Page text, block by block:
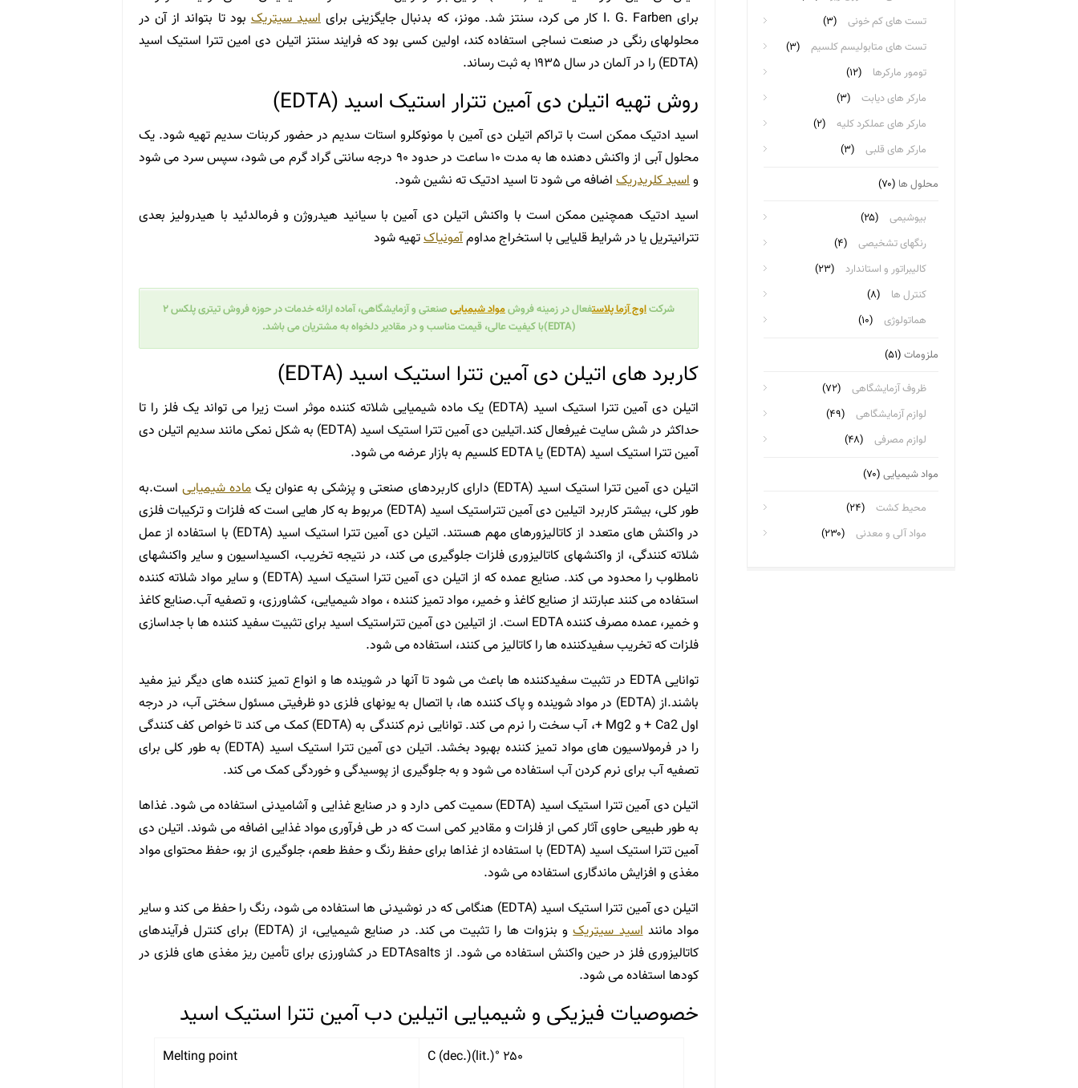
برای I. G. Farben کار می کرد، سنتز شد. مونز، که بدنبال جایگزینی برای
اسید سیتریکبود تا بتواند از آن در
محلولهای رنگی در صنعت نساجی استفاده کند، اولین کسی بود که فرایند سنتز اتیلن دی امین تترا استیک اسید
(EDTA) را در آلمان در سال ۱۹۳۵ به ثبت رساند.
روش تهیه اتیلن دی آمین تترار استیک اسید (EDTA)
اسید ادتیک ممکن است با تراکم اتیلن دی آمین با مونوکلرو استات سدیم در حضور کربنات سدیم تهیه شود. یک
محلول آبی از واکنش دهنده ها به مدت ۱۰ ساعت در حدود ۹۰ درجه سانتی گراد گرم می شود، سپس سرد می شود
واسید کلریدریک اضافه می شود تا اسید ادتیک ته نشین شود.
اسید ادتیک همچنین ممکن است با واکنش اتیلن دی آمین با سیانید هیدروژن و فرمالدئید با هیدرولیز بعدی
تترانیتریل یا در شرایط قلیایی با استخراج مداومآمونیاکتهیه شود
شرکتاوج آزما پلاستفعال در زمینه فروشموادشیمیایی
صنعتی و آزمایشگاهی، آماده ارائه خدمات در حوزه فروش تیتری پلکس ۲
(EDTA)
با کیفیت عالی، قیمت مناسب و در مقادیر دلخواه به مشتریان می باشد.
کاربرد های اتیلن دی آمین تترا استیک اسید (EDTA)
اتیلن دی آمین تترا استیک اسید (EDTA) یک ماده شیمیایی شلاته کننده موثر است زیرا می تواند یک فلز را تا
حداکثر در شش سایت غیرفعال کند.اتیلین دی آمین تترا استیک اسید (EDTA) به شکل نمکی مانند سدیم اتیلن دی
آمین تترا استیک اسید (EDTA) یا EDTA کلسیم به بازار عرضه می شود.
اتیلن دی آمین تترا استیک اسید (EDTA) دارای کاربردهای صنعتی و پزشکی به عنوان یک
ماده شیمیاییاست.به
طور کلی، بیشتر کاربرد اتیلین دی آمین تتراستیک اسید (EDTA) مربوط به کار هایی است که فلزات و ترکیبات فلزی
در واکنش های متعدد از کاتالیزورهای مهم هستند. اتیلن دی آمین تترا استیک اسید (EDTA) با استفاده از عمل
شلاته کنندگی، از واکنشهای کاتالیزوری فلزات جلوگیری می کند، در نتیجه تخریب، اکسیداسیون و سایر واکنشهای
نامطلوب را محدود می کند. صنایع عمده که از اتیلن دی آمین تترا استیک اسید (EDTA) و سایر مواد شلاته کننده
استفاده می کنند عبارتند از صنایع کاغذ و خمیر، مواد تمیز کننده ، مواد شیمیایی، کشاورزی، و تصفیه آب.صنایع کاغذ
و خمیر، عمده مصرف کننده EDTA است. از اتیلین دی آمین تتراستیک اسید برای تثبیت سفید کننده ها با جداسازی
فلزات که تخریب سفیدکننده ها را کاتالیز می کنند، استفاده می شود.
توانایی EDTA در تثبیت سفیدکننده ها باعث می شود تا آنها در شوینده ها و انواع تمیز کننده های دیگر نیز مفید
باشند.از (EDTA) در مواد شوینده و پاک کننده ها، با اتصال به یونهای فلزی دو ظرفیتی مسئول سختی آب، در درجه
اول Ca2 + و Mg2 +، آب سخت را نرم می کند. توانایی نرم کنندگی به (EDTA) کمک می کند تا خواص کف کنندگی
را در فرمولاسیون های مواد تمیز کننده بهبود بخشد. اتیلن دی آمین تترا استیک اسید (EDTA) به طور کلی برای
تصفیه آب برای نرم کردن آب استفاده می شود و به جلوگیری از پوسیدگی و خوردگی کمک می کند.
اتیلن دی آمین تترا استیک اسید (EDTA) سمیت کمی دارد و در صنایع غذایی و آشامیدنی استفاده می شود. غذاها
به طور طبیعی حاوی آثار کمی از فلزات و مقادیر کمی است که در طی فرآوری مواد غذایی اضافه می شوند. اتیلن دی
آمین تترا استیک اسید (EDTA) با استفاده از غذاها برای حفظ رنگ و حفظ طعم، جلوگیری از بو، حفظ محتوای مواد
مغذی و افزایش ماندگاری استفاده می شود.
اتیلن دی آمین تترا استیک اسید (EDTA) هنگامی که در نوشیدنی ها استفاده می شود، رنگ را حفظ می کند و سایر
مواد ماننداسید سیتریک
و بنزوات ها را تثبیت می کند. در صنایع شیمیایی، از (EDTA) برای کنترل فرآیندهای
کاتالیزوری فلز در حین واکنش استفاده می شود. از EDTAsalts در کشاورزی برای تأمین ریز مغذی های فلزی در
کودها استفاده می شود.
خصوصیات فیزیکی و شیمیایی اتیلین دب آمین تترا استیک اسید
۲۵۰ °C (dec.)(lit.) Melting point
تست های کم خونی
(۳)
تست های متابولیسم کلسیم
(۳)
تومور مارکرها
(۱۲)
مارکر های دیابت
(۳)
مارکر های عملکرد کلیه
(۲)
مارکر های قلبی
(۳)
محلول ها (۷۰)
بیوشیمی
(۲۵)
رنگهای تشخیصی
(۴)
کالیبراتور و استاندارد
(۲۳)
کنترل ها
(۸)
هماتولوژی
(۱۰)
ملزومات (۵۱)
ظروف آزمایشگاهی
(۷۲)
لوازم آزمایشگاهی
(۴۹)
لوازم مصرفی
(۴۸)
مواد شیمیایی (۷۰)
محیط کشت
(۲۴)
مواد آلی و معدنی
(۲۳۰)